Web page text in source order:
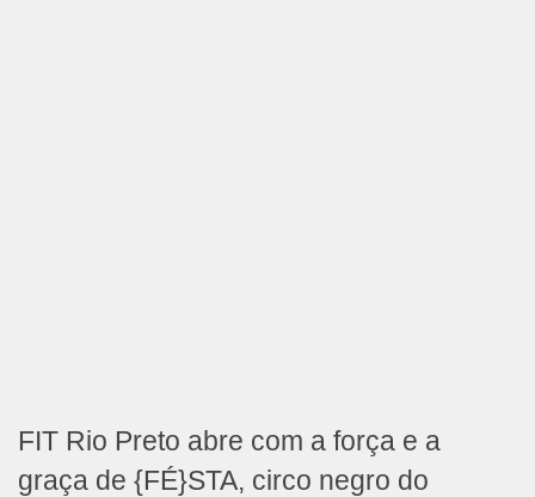
FIT Rio Preto abre com a força e a
graça de {FÉ}STA, circo negro do